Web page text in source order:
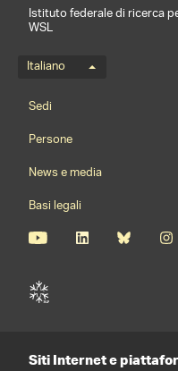
Istituto federale di ricerca
WSL
Menu della
Italiano
Sedi
Persone
News e media
Basi legali
Siti Internet e